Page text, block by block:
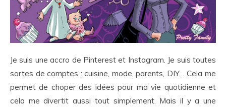
Je suis une accro de Pinterest et Instagram. Je suis toutes
sortes de comptes : cuisine, mode, parents, DIY… Cela me
permet de choper des idées pour ma vie quotidienne et
cela me divertit aussi tout simplement. Mais il y a une